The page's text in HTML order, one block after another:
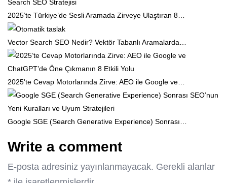
2025’te Türkiye’de Sesli Aramada Zirveye Ulaştıran 8…
Vector Search SEO Nedir? Vektör Tabanlı Aramalarda…
2025'te Cevap Motorlarında Zirve: AEO ile Google ve…
Google SGE (Search Generative Experience) Sonrası…
Write a comment
E-posta adresiniz yayınlanmayacak. Gerekli alanlar